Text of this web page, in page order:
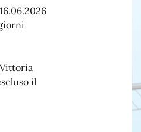
il